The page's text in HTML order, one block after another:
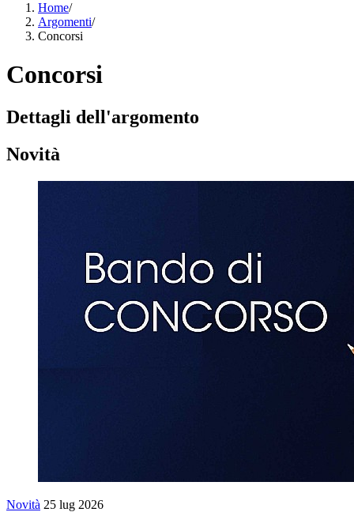
Home/
Argomenti/
Concorsi
Concorsi
Dettagli dell'argomento
Novità
Novità 25 lug 2026